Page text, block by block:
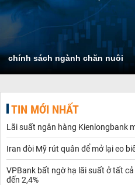
chính sách ngành chăn nuôi
TIN MỚI NHẤT
Lãi suất ngân hàng Kienlongbank
Iran đòi Mỹ rút quân để mở lại eo
VPBank bất ngờ hạ lãi suất ở tất
đến 2,4%